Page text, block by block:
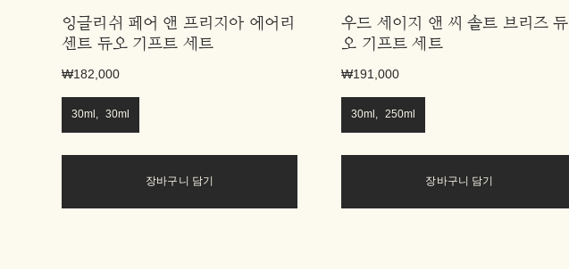
잉글리쉬 페어 앤 프리지아 에어리
센트 듀오 기프트 세트
₩182,000
30ml, 30ml
장바구니 담기
우드 세이지 앤 씨 솔트 브리즈 듀
오 기프트 세트
₩191,000
30ml, 250ml
장바구니 담기